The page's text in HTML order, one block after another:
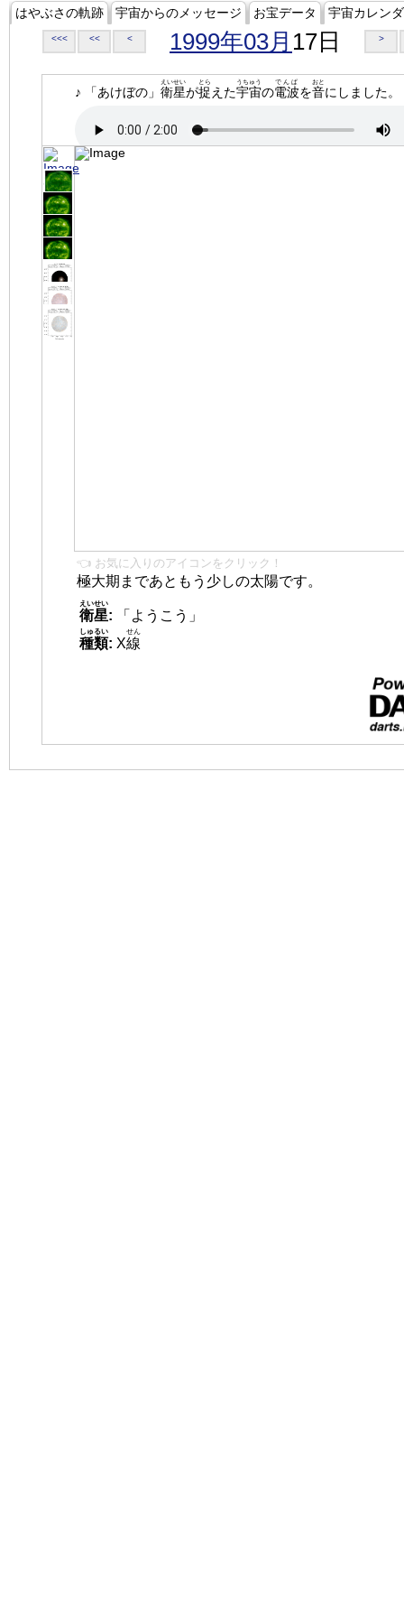
はやぶさの軌跡 宇宙からのメッセージ お宝データ 宇宙カレン
<<< << < 1999年03月 17日 >
♪ 「あけぼの」 衛星
えいせい
が捉
とら
えた宇宙
うちゅう
の電波
でんぱ
を音
おと
にしました。
👈 お気に入りのアイコンをクリック！
極大期まであともう少しの太陽です。
衛星
えいせい
:
「ようこう」
種類
しゅるい
: X線
せん